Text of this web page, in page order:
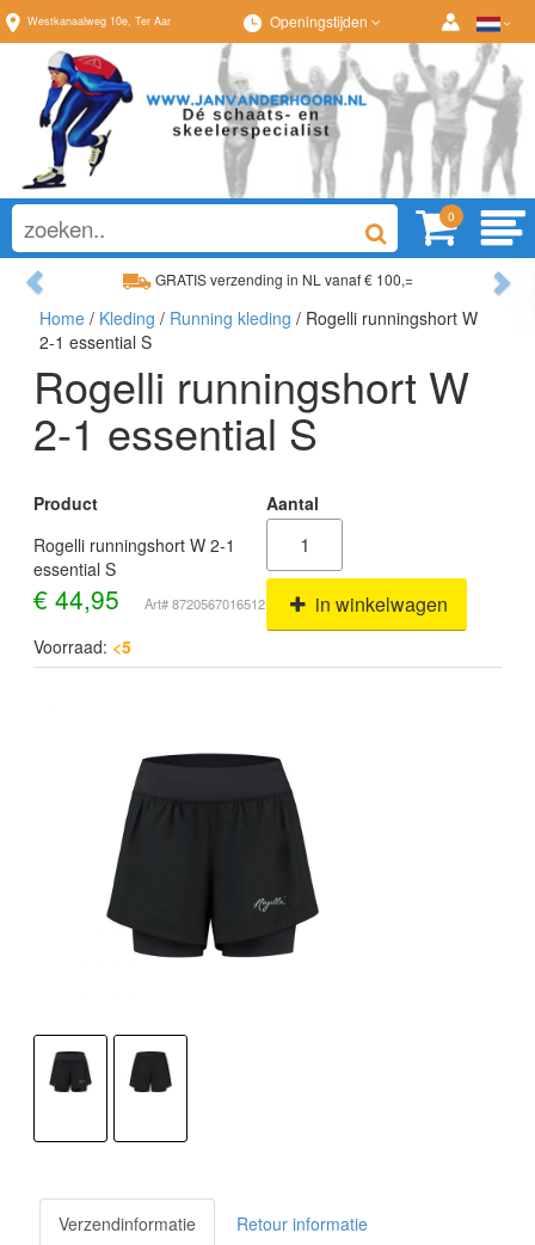
Westkanaalweg 10e, Ter Aar Openingstijden
0
GRATIS verzending in NL vanaf € 100,=
Ruim assortiment, altijd wat naar wens!
Previous
Home / Kleding / Running kleding / Rogelli runningshort W
2-1 essential S
Rogelli runningshort W
2-1 essential S
Product
Aantal
Rogelli runningshort W 2-1
essential S
€ 44,95 Art# 8720567016512 in winkelwagen
Voorraad: <5
Verzendinformatie Retour informatie